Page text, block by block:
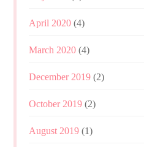
April 2020 (4)
March 2020 (4)
December 2019 (2)
October 2019 (2)
August 2019 (1)